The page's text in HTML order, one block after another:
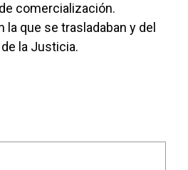
comercialización.
que se trasladaban y del
la Justicia.